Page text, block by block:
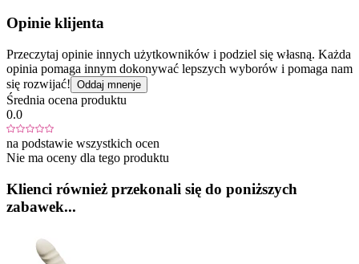
Opinie klijenta
Przeczytaj opinie innych użytkowników i podziel się własną. Każda
opinia pomaga innym dokonywać lepszych wyborów i pomaga nam
się rozwijać! Oddaj mnenje
Średnia ocena produktu
0.0
na podstawie wszystkich ocen
Nie ma oceny dla tego produktu
Klienci również przekonali się do poniższych
zabawek...